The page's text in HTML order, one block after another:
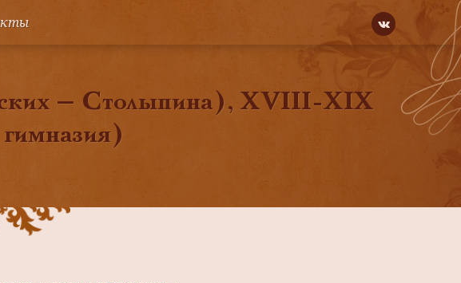
— Столыпина), XVIII-XIX